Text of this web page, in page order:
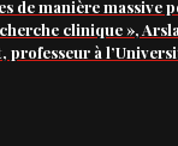
de manière massive
clinique »,
professeur à